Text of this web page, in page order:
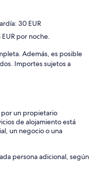
30 EUR
por noche.
Además, es posible
Importes sujetos a
por un propietario
de alojamiento está
un negocio o una
persona adicional, según